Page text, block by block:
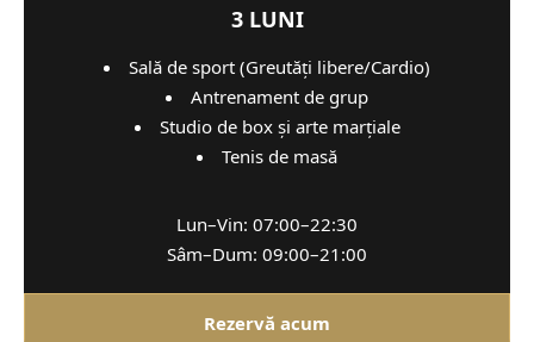
3 LUNI
Sală de sport (Greutăți libere/Cardio)
Antrenament de grup
Studio de box și arte marțiale
Tenis de masă
Lun–Vin: 07:00–22:30
Sâm–Dum: 09:00–21:00
Rezervă acum